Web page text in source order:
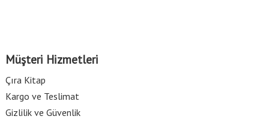
Müşteri Hizmetleri
Çıra Kitap
Kargo ve Teslimat
Gizlilik ve Güvenlik